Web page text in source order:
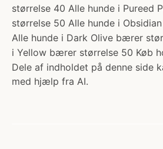
størrelse 40 Alle hunde i Pureed
størrelse 50 Alle hunde i
Alle hunde i Dark Olive bærer
i Yellow bærer størrelse 50 Køb
Dele af indholdet på denne side
med hjælp fra AI.